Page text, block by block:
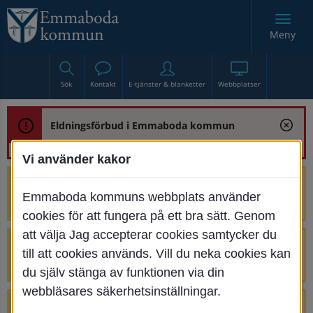
Sök Kontakt E-tjänster & blanketter Webbplatser
Meny
Eldningsförbud i Emmaboda kommun
renoveringen av Bjurbäcksbron
Tillfälliga avstängningar på Centrumtorget
v. 25-34
Vi använder kakor
Emmaboda kommuns webbplats använder
cookies för att fungera på ett bra sätt. Genom
att välja Jag accepterar cookies samtycker du
till att cookies används. Vill du neka cookies kan
du själv stänga av funktionen via din
webbläsares säkerhetsinställningar.